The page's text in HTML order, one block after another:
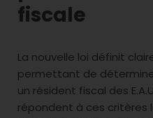
fiscale
La nouvelle loi définit
permettant de
un résident fiscal des
répondent à ces critères